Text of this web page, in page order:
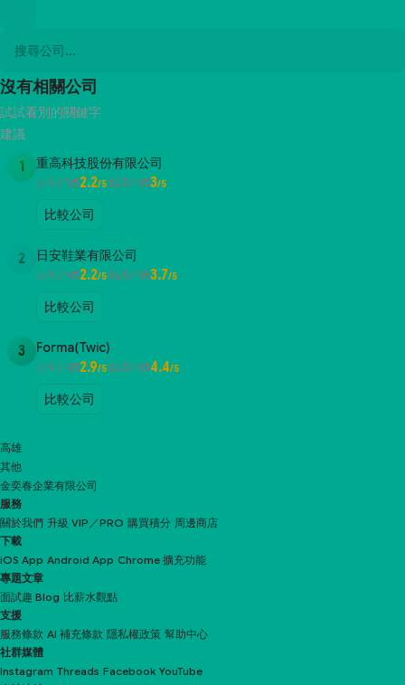
沒有相關公司
試試看別的關鍵字
建議
1 重高科技股份有限公司
公司評價2.2/5面試評價3/5
比較公司
2 日安鞋業有限公司
公司評價2.2/5面試評價3.7/5
比較公司
3 Forma(Twic)
公司評價2.9/5面試評價4.4/5
比較公司
高雄
其他
金奕春企業有限公司
服務
關於我們 升級 VIP／PRO 購買積分 周邊商店
下載
iOS App Android App Chrome 擴充功能
專題文章
面試趣 Blog 比薪水觀點
支援
服務條款 AI 補充條款 隱私權政策 幫助中心
社群媒體
Instagram Threads Facebook YouTube